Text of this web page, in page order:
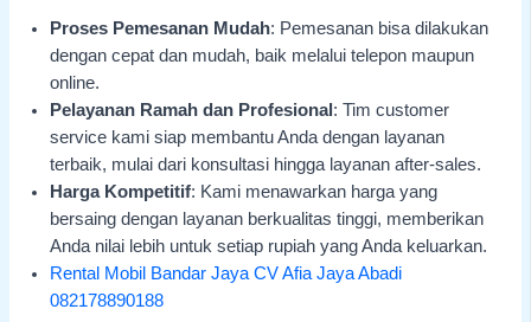
Proses Pemesanan Mudah: Pemesanan bisa dilakukan
dengan cepat dan mudah, baik melalui telepon maupun
online.
Pelayanan Ramah dan Profesional : Tim customer
service kami siap membantu Anda dengan layanan
terbaik, mulai dari konsultasi hingga layanan after-sales.
Harga Kompetitif: Kami menawarkan harga yang
bersaing dengan layanan berkualitas tinggi, memberikan
Anda nilai lebih untuk setiap rupiah yang Anda keluarkan.
Rental Mobil Bandar Jaya CV Afia Jaya Abadi
082178890188